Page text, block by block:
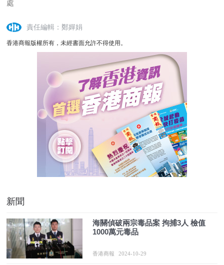
處
責任編輯：鄭嬋娟
香港商報版權所有，未經書面允許不得使用。
新聞
海關偵破兩宗毒品案 拘捕3人 檢值
1000萬元毒品
香港商報 2024-10-29